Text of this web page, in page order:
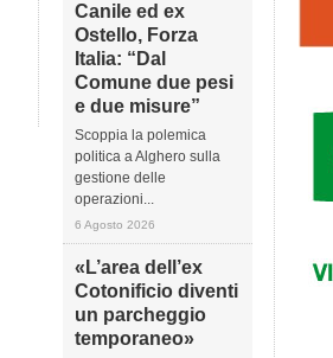
Canile ed ex
Ostello, Forza
Italia: “Dal
Comune due pesi
e due misure”
Scoppia la polemica
politica a Alghero sulla
gestione delle
operazioni...
6 Agosto 2026
«L’area dell’ex
Cotonificio diventi
un parcheggio
temporaneo»